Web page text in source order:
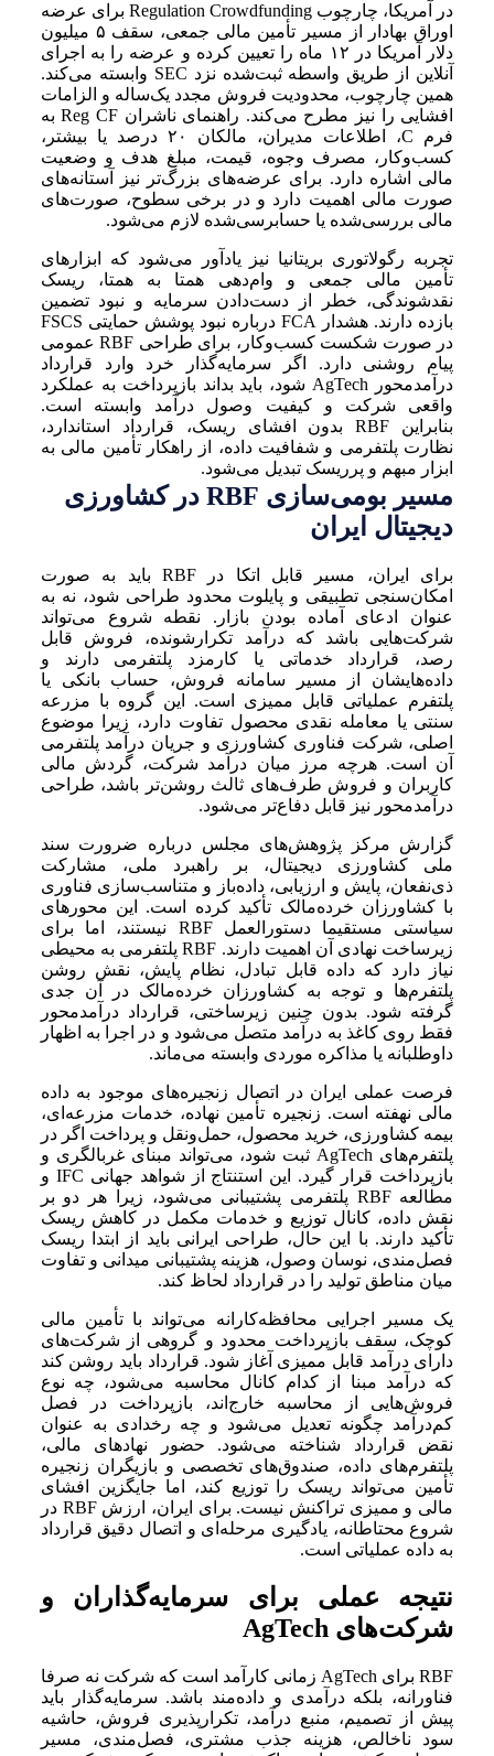
در آمریکا، چارچوب Regulation Crowdfunding برای عرضه
اوراق بهادار از مسیر تأمین مالی جمعی، سقف ۵ میلیون
دلار آمریکا در ۱۲ ماه را تعیین کرده و عرضه را به اجرای
آنلاین از طریق واسطه ثبت‌شده نزد SEC وابسته می‌کند.
همین چارچوب، محدودیت فروش مجدد یک‌ساله و الزامات
افشایی را نیز مطرح می‌کند. راهنمای ناشران Reg CF به
فرم C، اطلاعات مدیران، مالکان ۲۰ درصد یا بیشتر،
کسب‌وکار، مصرف وجوه، قیمت، مبلغ هدف و وضعیت
مالی اشاره دارد. برای عرضه‌های بزرگ‌تر نیز آستانه‌های
صورت مالی اهمیت دارد و در برخی سطوح، صورت‌های
مالی بررسی‌شده یا حسابرسی‌شده لازم می‌شود.
تجربه رگولاتوری بریتانیا نیز یادآور می‌شود که ابزارهای
تأمین مالی جمعی و وام‌دهی همتا به همتا، ریسک
نقدشوندگی، خطر از دست‌دادن سرمایه و نبود تضمین
بازده دارند. هشدار FCA درباره نبود پوشش حمایتی FSCS
در صورت شکست کسب‌وکار، برای طراحی RBF عمومی
پیام روشنی دارد. اگر سرمایه‌گذار خرد وارد قرارداد
درآمدمحور AgTech شود، باید بداند بازپرداخت به عملکرد
واقعی شرکت و کیفیت وصول درآمد وابسته است.
بنابراین RBF بدون افشای ریسک، قرارداد استاندارد،
نظارت پلتفرمی و شفافیت داده، از راهکار تأمین مالی به
ابزار مبهم و پرریسک تبدیل می‌شود.
مسیر بومی‌سازی RBF در کشاورزی
دیجیتال ایران
برای ایران، مسیر قابل اتکا در RBF باید به صورت
امکان‌سنجی تطبیقی و پایلوت محدود طراحی شود، نه به
عنوان ادعای آماده بودن بازار. نقطه شروع می‌تواند
شرکت‌هایی باشد که درآمد تکرارشونده، فروش قابل
رصد، قرارداد خدماتی یا کارمزد پلتفرمی دارند و
داده‌هایشان از مسیر سامانه فروش، حساب بانکی یا
پلتفرم عملیاتی قابل ممیزی است. این گروه با مزرعه
سنتی یا معامله نقدی محصول تفاوت دارد، زیرا موضوع
اصلی، شرکت فناوری کشاورزی و جریان درآمد پلتفرمی
آن است. هرچه مرز میان درآمد شرکت، گردش مالی
کاربران و فروش طرف‌های ثالث روشن‌تر باشد، طراحی
درآمدمحور نیز قابل دفاع‌تر می‌شود.
گزارش مرکز پژوهش‌های مجلس درباره ضرورت سند
ملی کشاورزی دیجیتال، بر راهبرد ملی، مشارکت
ذی‌نفعان، پایش و ارزیابی، داده‌باز و متناسب‌سازی فناوری
با کشاورزان خرده‌مالک تأکید کرده است. این محورهای
سیاستی مستقیما دستورالعمل RBF نیستند، اما برای
زیرساخت نهادی آن اهمیت دارند. RBF پلتفرمی به محیطی
نیاز دارد که داده قابل تبادل، نظام پایش، نقش روشن
پلتفرم‌ها و توجه به کشاورزان خرده‌مالک در آن جدی
گرفته شود. بدون چنین زیرساختی، قرارداد درآمدمحور
فقط روی کاغذ به درآمد متصل می‌شود و در اجرا به اظهار
داوطلبانه یا مذاکره موردی وابسته می‌ماند.
فرصت عملی ایران در اتصال زنجیره‌های موجود به داده
مالی نهفته است. زنجیره تأمین نهاده، خدمات مزرعه‌ای،
بیمه کشاورزی، خرید محصول، حمل‌ونقل و پرداخت اگر در
پلتفرم‌های AgTech ثبت شود، می‌تواند مبنای غربالگری و
بازپرداخت قرار گیرد. این استنتاج از شواهد جهانی IFC و
مطالعه RBF پلتفرمی پشتیبانی می‌شود، زیرا هر دو بر
نقش داده، کانال توزیع و خدمات مکمل در کاهش ریسک
تأکید دارند. با این حال، طراحی ایرانی باید از ابتدا ریسک
فصل‌مندی، نوسان وصول، هزینه پشتیبانی میدانی و تفاوت
میان مناطق تولید را در قرارداد لحاظ کند.
یک مسیر اجرایی محافظه‌کارانه می‌تواند با تأمین مالی
کوچک، سقف بازپرداخت محدود و گروهی از شرکت‌های
دارای درآمد قابل ممیزی آغاز شود. قرارداد باید روشن کند
که درآمد مبنا از کدام کانال محاسبه می‌شود، چه نوع
فروش‌هایی از محاسبه خارج‌اند، بازپرداخت در فصل
کم‌درآمد چگونه تعدیل می‌شود و چه رخدادی به عنوان
نقض قرارداد شناخته می‌شود. حضور نهادهای مالی،
پلتفرم‌های داده، صندوق‌های تخصصی و بازیگران زنجیره
تأمین می‌تواند ریسک را توزیع کند، اما جایگزین افشای
مالی و ممیزی تراکنش نیست. برای ایران، ارزش RBF در
شروع محتاطانه، یادگیری مرحله‌ای و اتصال دقیق قرارداد
به داده عملیاتی است.
نتیجه عملی برای سرمایه‌گذاران و
شرکت‌های AgTech
RBF برای AgTech زمانی کارآمد است که شرکت نه صرفا
فناورانه، بلکه درآمدی و داده‌مند باشد. سرمایه‌گذار باید
پیش از تصمیم، منبع درآمد، تکرارپذیری فروش، حاشیه
سود ناخالص، هزینه جذب مشتری، فصل‌مندی، مسیر